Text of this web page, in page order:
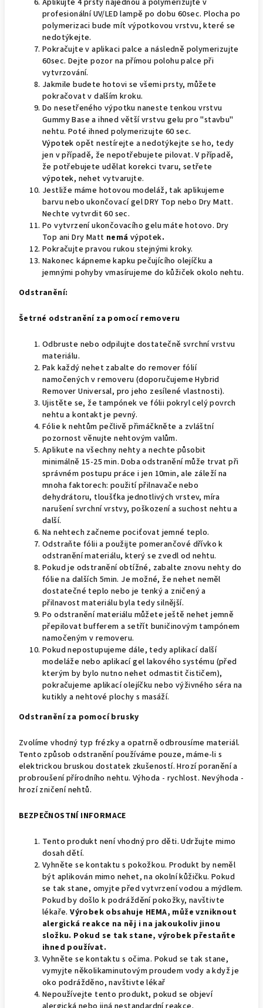
Aplikujte 4 prsty najednou a polymerizujte v
profesionální UV/LED lampě po dobu 60sec. Plocha po
polymerizaci bude mít výpotkovou vrstvu, které se
nedotýkejte.
Pokračujte v aplikaci palce a následně polymerizujte
60sec. Dejte pozor na přímou polohu palce při
vytvrzování.
Jakmile budete hotovi se všemi prsty, můžete
pokračovat v dalším kroku.
Do nesetřeného výpotku naneste tenkou vrstvu
Gummy Base a ihned větší vrstvu gelu pro "stavbu"
nehtu. Poté ihned polymerizujte 60 sec.
Výpotek opět nestírejte a nedotýkejte se ho, tedy
jen v případě, že nepotřebujete pilovat. V případě,
že potřebujete udělat korekci tvaru, setřete
výpotek, nehet vytvarujte.
Jestliže máme hotovou modeláž, tak aplikujeme
barvu nebo ukončovací gel DRY Top nebo Dry Matt.
Nechte vytvrdit 60 sec.
Po vytvrzení ukončovacího gelu máte hotovo. Dry
Top ani Dry Matt nemá výpotek.
Pokračujte pravou rukou stejnými kroky.
Nakonec kápneme kapku pečujícího olejíčku a
jemnými pohyby vmasírujeme do kůžiček okolo nehtu.
Odstranění:
Šetrné odstranění za pomocí removeru
Odbruste nebo odpilujte dostatečně svrchní vrstvu
materiálu.
Pak každý nehet zabalte do remover fólií
namočených v removeru (doporučujeme Hybrid
Remover Universal, pro jeho zesílené vlastnosti).
Ujistěte se, že tampónek ve fólii pokryl celý povrch
nehtu a kontakt je pevný.
Fólie k nehtům pečlivě přimáčkněte a zvláštní
pozornost věnujte nehtovým valům.
Aplikute na všechny nehty a nechte působit
minimálně 15-25 min. Doba odstranění může trvat při
správném postupu práce i jen 10min, ale záleží na
mnoha faktorech: použití přilnavače nebo
dehydrátoru, tloušťka jednotlivých vrstev, míra
narušení svrchní vrstvy, poškození a suchost nehtu a
další.
Na nehtech začneme pociťovat jemné teplo.
Odstraňte fólii a použijte pomerančové dřívko k
odstranění materiálu, který se zvedl od nehtu.
Pokud je odstranění obtížné, zabalte znovu nehty do
fólie na dalších 5min. Je možné, že nehet neměl
dostatečné teplo nebo je tenký a zničený a
přilnavost materiálu byla tedy silnější.
Po odstranění materiálu můžete ještě nehet jemně
přepilovat bufferem a setřít buničinovým tampónem
namočeným v removeru.
Pokud nepostupujeme dále, tedy aplikací další
modeláže nebo aplikací gel lakového systému (před
kterým by bylo nutno nehet odmastit čističem),
pokračujeme aplikací olejíčku nebo výživného séra na
kutikly a nehtové plochy s masáží.
Odstranění za pomocí brusky
Zvolíme vhodný typ frézky a opatrně odbrousíme materiál.
Tento způsob odstranění používáme pouze, máme-li s
elektrickou bruskou dostatek zkušeností. Hrozí poranění a
probroušení přírodního nehtu. Výhoda - rychlost. Nevýhoda -
hrozí zničení nehtů.
BEZPEČNOSTNÍ INFORMACE
Tento produkt není vhodný pro děti. Udržujte mimo
dosah dětí.
Vyhněte se kontaktu s pokožkou. Produkt by neměl
být aplikován mimo nehet, na okolní kůžičku. Pokud
se tak stane, omyjte před vytvrzení vodou a mýdlem.
Pokud by došlo k podráždění pokožky, navštivte
lékaře.Výrobek obsahuje HEMA, může vzniknout
alergická reakce na něj i na jakoukoliv jinou
složku. Pokud se tak stane, výrobek přestaňte
ihned používat.
Vyhněte se kontaktu s očima. Pokud se tak stane,
vymyjte několikaminutovým proudem vody a když je
oko podrážděno, navštivte lékař
Nepoužívejte tento produkt, pokud se objeví